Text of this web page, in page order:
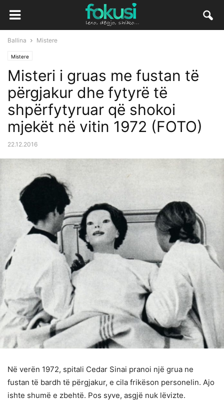
Ballina Mistere
Mistere
Misteri i gruas me fustan të
përgjakur dhe fytyrë të
shpërfytyruar që shokoi
mjekët në vitin 1972 (FOTO)
22.12.2016
Në verën 1972, spitali Cedar Sinai pranoi një grua ne
fustan të bardh të përgjakur, e cila frikëson personelin. Ajo
ishte shumë e zbehtë. Pos syve, asgjë nuk lëvizte.